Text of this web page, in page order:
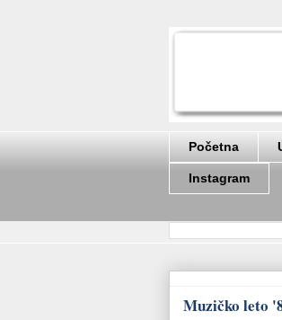
Početna
Instagram
Muzičko leto